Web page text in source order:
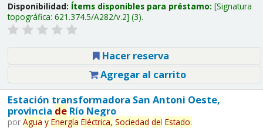
Disponibilidad: Ítems disponibles para préstamo: Signatura
topográfica: 621.374.5/A282/v.2 (3).
Hacer reserva
Agregar al carrito
Estación transformadora San Antoni Oeste,
provincia deRío Negro
por Agua y Energía Eléctrica, Sociedad del Estado.